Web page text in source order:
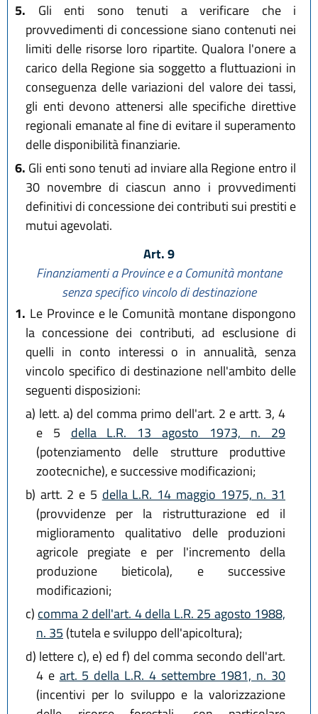
5. Gli enti sono tenuti a verificare che i
provvedimenti di concessione siano contenuti nei
limiti delle risorse loro ripartite. Qualora l'onere a
carico della Regione sia soggetto a fluttuazioni in
conseguenza delle variazioni del valore dei tassi,
gli enti devono attenersi alle specifiche direttive
regionali emanate al fine di evitare il superamento
delle disponibilità finanziarie.
6. Gli enti sono tenuti ad inviare alla Regione entro il
30 novembre di ciascun anno i provvedimenti
definitivi di concessione dei contributi sui prestiti e
mutui agevolati.
Art. 9
Finanziamenti a Province e a Comunità montane
senza specifico vincolo di destinazione
1. Le Province e le Comunità montane dispongono
la concessione dei contributi, ad esclusione di
quelli in conto interessi o in annualità, senza
vincolo specifico di destinazione nell'ambito delle
seguenti disposizioni:
a) lett. a) del comma primo dell'art. 2 e artt. 3, 4
e 5 della L.R. 13 agosto 1973, n. 29
(potenziamento delle strutture produttive
zootecniche), e successive modificazioni;
b) artt. 2 e 5 della L.R. 14 maggio 1975, n. 31
(provvidenze per la ristrutturazione ed il
miglioramento qualitativo delle produzioni
agricole pregiate e per l'incremento della
produzione bieticola), e successive
modificazioni;
c) comma 2 dell'art. 4 della L.R. 25 agosto 1988,
n. 35 (tutela e sviluppo dell'apicoltura);
d) lettere c), e) ed f) del comma secondo dell'art.
4 e art. 5 della L.R. 4 settembre 1981, n. 30
(incentivi per lo sviluppo e la valorizzazione